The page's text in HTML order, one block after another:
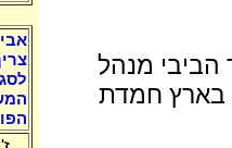
מנהל
בארץ חמדת